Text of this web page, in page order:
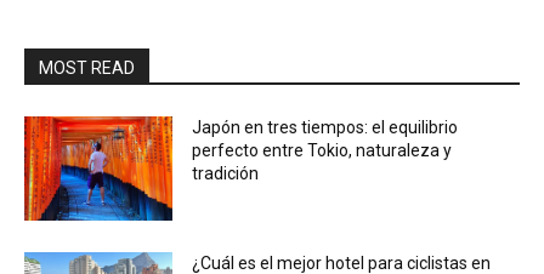
MOST READ
Japón en tres tiempos: el equilibrio
perfecto entre Tokio, naturaleza y
tradición
¿Cuál es el mejor hotel para ciclistas en